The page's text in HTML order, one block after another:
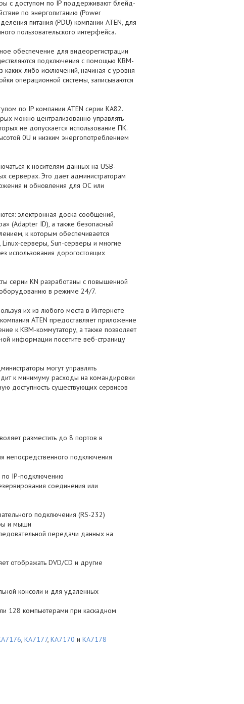
с доступом по IP поддерживают блейд-
по энергопитанию (Power
питания (PDU) компании ATEN, для
пользовательского интерфейса.
обеспечение для видеорегистрации
подключения с помощью КВМ-
либо исключений, начиная с уровня
операционной системы, записываются
по IP компании ATEN серии KA82.
можно централизованно управлять
не допускается использование ПК.
0U и низким энергопотреблением
к носителям данных на USB-
серверах. Это дает администраторам
и обновления для ОС или
электронная доска сообщений,
(Adapter ID), а также безопасный
к которым обеспечивается
серверы, Sun-серверы и многие
использования дорогостоящих
серии KN разработаны с повышенной
в режиме 24/7.
их из любого места в Интернете
ATEN предоставляет приложение
к КВМ-коммутатору, а также позволяет
информации посетите веб-страницу
могут управлять
к минимуму расходы на командировки
доступность существующих сервисов
разместить до 8 портов в
непосредственного подключения
по IP-подключению
соединения или
подключения (RS-232)
и мыши
передачи данных на
отображать DVD/CD и другие
консоли и для удаленных
128 компьютерами при каскадном
, KA7177, KA7170 и KA7178